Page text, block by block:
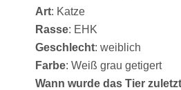
Art: Katze
Rasse: EHK
Geschlecht: weiblich
Farbe: Weiß grau getigert
Wann wurde das Tier